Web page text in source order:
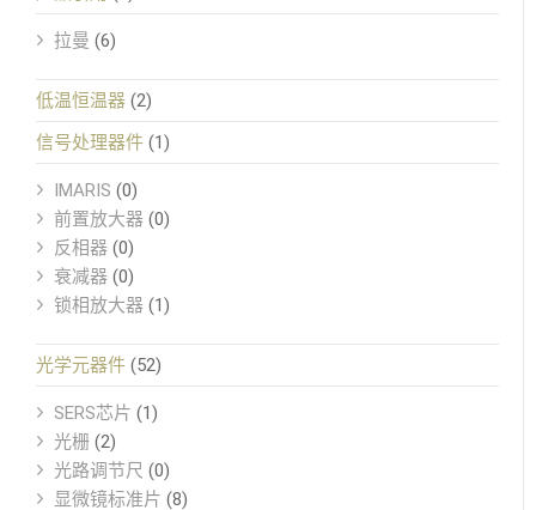
拉曼 (6)
低温恒温器 (2)
信号处理器件 (1)
IMARIS (0)
前置放大器 (0)
反相器 (0)
衰减器 (0)
锁相放大器 (1)
光学元器件 (52)
SERS芯片 (1)
光栅 (2)
光路调节尺 (0)
显微镜标准片 (8)